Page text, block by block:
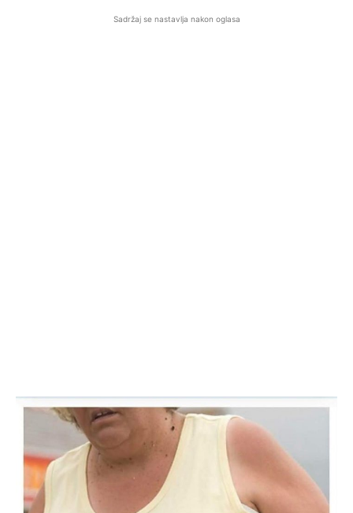
Sadržaj se nastavlja nakon oglasa